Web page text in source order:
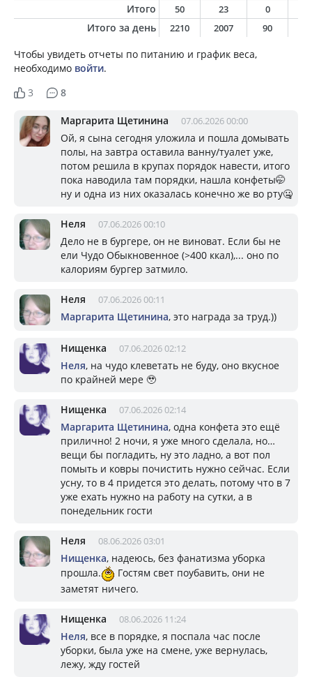
Итого
50 23 0
Итого за день 2210 2007 90
Чтобы увидеть отчеты по питанию и график веса,
необходимо войти.
3
8
Маргарита Щетинина 07.06.2026 00:00
Ой, я сына сегодня уложила и пошла домывать
полы, на завтра оставила ванну/туалет уже,
потом решила в крупах порядок навести, итого
пока наводила там порядки, нашла конфеты🤭
ну и одна из них оказалась конечно же во рту🤐
Неля 07.06.2026 00:10
Дело не в бургере, он не виноват. Если бы не
ели Чудо Обыкновенное (>400 ккал),... оно по
калориям бургер затмило.
Неля 07.06.2026 00:11
Маргарита Щетинина, это награда за труд.))
Нищенка 07.06.2026 02:12
Неля, на чудо клеветать не буду, оно вкусное
по крайней мере 🥹
Нищенка 07.06.2026 02:14
Маргарита Щетинина, одна конфета это ещё
прилично! 2 ночи, я уже много сделала, но…
вещи бы погладить, ну это ладно, а вот пол
помыть и ковры почистить нужно сейчас. Если
усну, то в 4 придется это делать, потому что в 7
уже ехать нужно на работу на сутки, а в
понедельник гости
Неля 08.06.2026 03:01
Нищенка, надеюсь, без фанатизма уборка
прошла.
Гостям свет поубавить, они не
заметят ничего.
Нищенка 08.06.2026 11:24
Неля, все в порядке, я поспала час после
уборки, была уже на смене, уже вернулась,
лежу, жду гостей